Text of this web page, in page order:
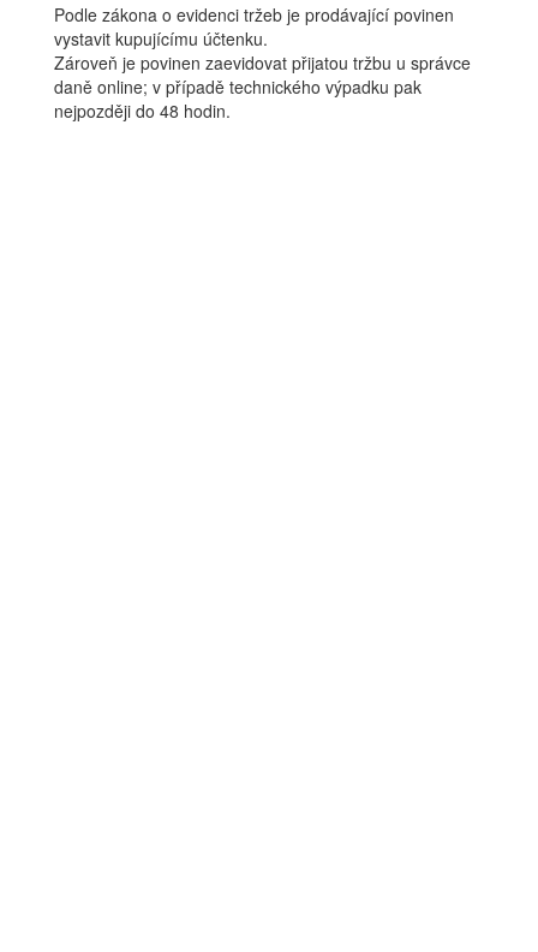
Podle zákona o evidenci tržeb je prodávající povinen
vystavit kupujícímu účtenku.
Zároveň je povinen zaevidovat přijatou tržbu u správce
daně online; v případě technického výpadku pak
nejpozději do 48 hodin.